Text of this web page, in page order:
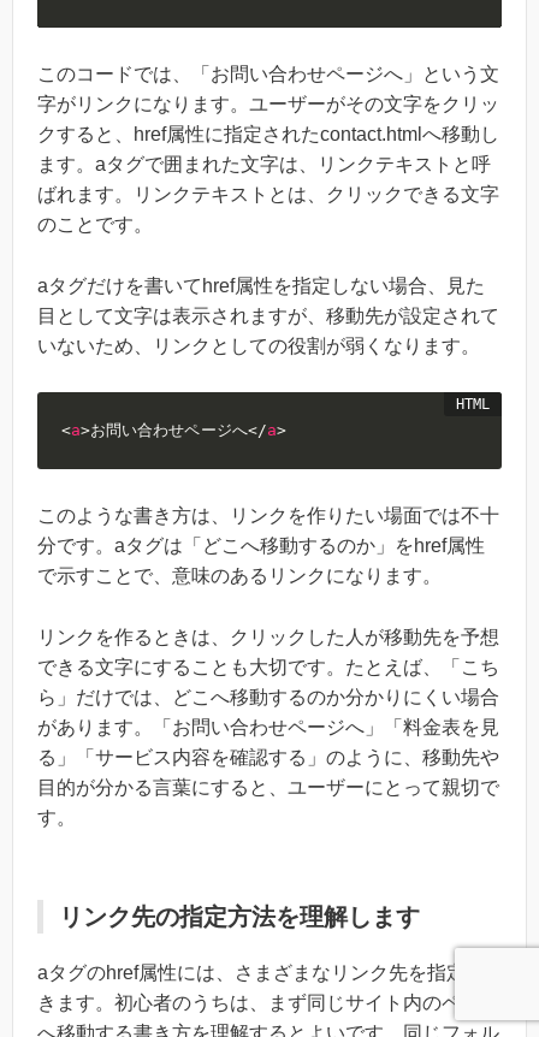
このコードでは、「お問い合わせページへ」という文
字がリンクになります。ユーザーがその文字をクリッ
クすると、href属性に指定されたcontact.htmlへ移動し
ます。aタグで囲まれた文字は、リンクテキストと呼
ばれます。リンクテキストとは、クリックできる文字
のことです。
aタグだけを書いてhref属性を指定しない場合、見た
目として文字は表示されますが、移動先が設定されて
いないため、リンクとしての役割が弱くなります。
<a>お問い合わせページへ</a>
このような書き方は、リンクを作りたい場面では不十
分です。aタグは「どこへ移動するのか」をhref属性
で示すことで、意味のあるリンクになります。
リンクを作るときは、クリックした人が移動先を予想
できる文字にすることも大切です。たとえば、「こち
ら」だけでは、どこへ移動するのか分かりにくい場合
があります。「お問い合わせページへ」「料金表を見
る」「サービス内容を確認する」のように、移動先や
目的が分かる言葉にすると、ユーザーにとって親切で
す。
リンク先の指定方法を理解します
aタグのhref属性には、さまざまなリンク先を指定で
きます。初心者のうちは、まず同じサイト内のページ
へ移動する書き方を理解するとよいです。同じフォル